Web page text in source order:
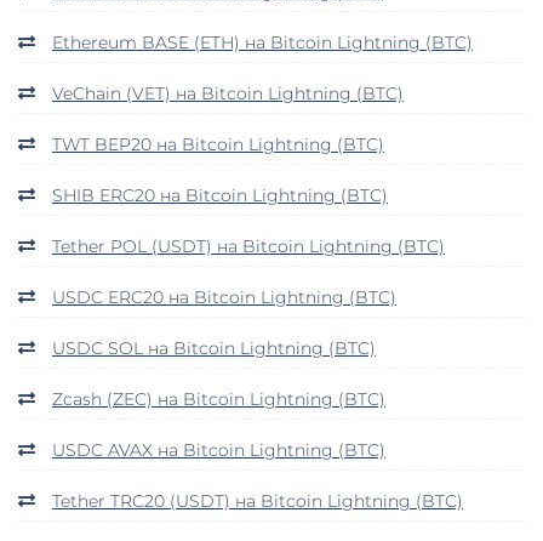
Ethereum BASE (ETH) на Bitcoin Lightning (BTC)
VeChain (VET) на Bitcoin Lightning (BTC)
TWT BEP20 на Bitcoin Lightning (BTC)
SHIB ERC20 на Bitcoin Lightning (BTC)
Tether POL (USDT) на Bitcoin Lightning (BTC)
USDC ERC20 на Bitcoin Lightning (BTC)
USDC SOL на Bitcoin Lightning (BTC)
Zcash (ZEC) на Bitcoin Lightning (BTC)
USDC AVAX на Bitcoin Lightning (BTC)
Tether TRC20 (USDT) на Bitcoin Lightning (BTC)